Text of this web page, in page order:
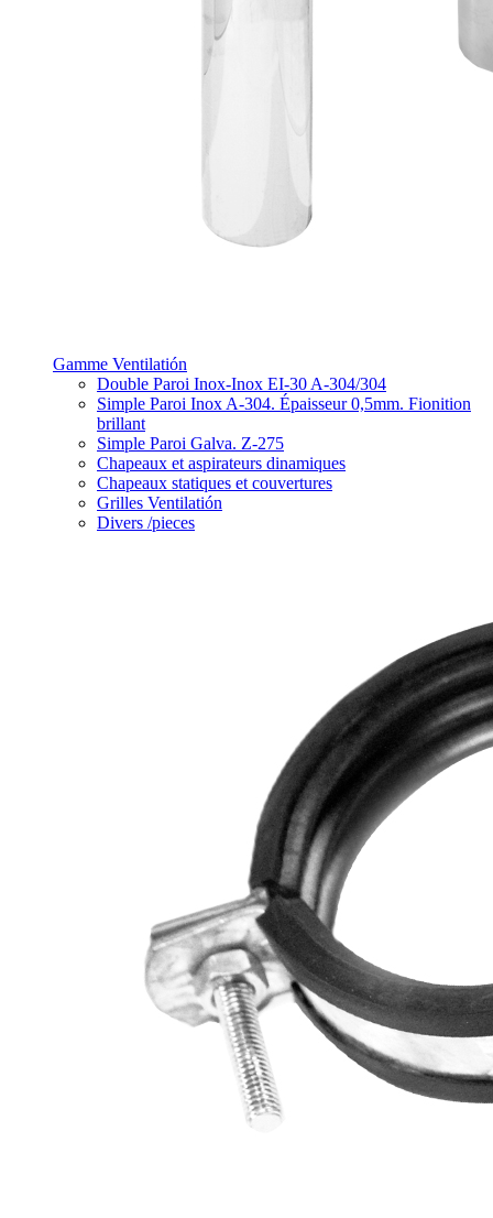
Gamme Ventilatión
Double Paroi Inox-Inox EI-30 A-304/304
Simple Paroi Inox A-304. Épaisseur 0,5mm. Fionition
brillant
Simple Paroi Galva. Z-275
Chapeaux et aspirateurs dinamiques
Chapeaux statiques et couvertures
Grilles Ventilatión
Divers /pieces